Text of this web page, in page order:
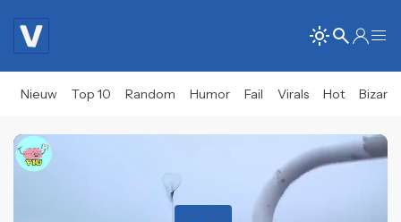
Nieuw Top 10 Random Humor Fail Virals Hot Bizar